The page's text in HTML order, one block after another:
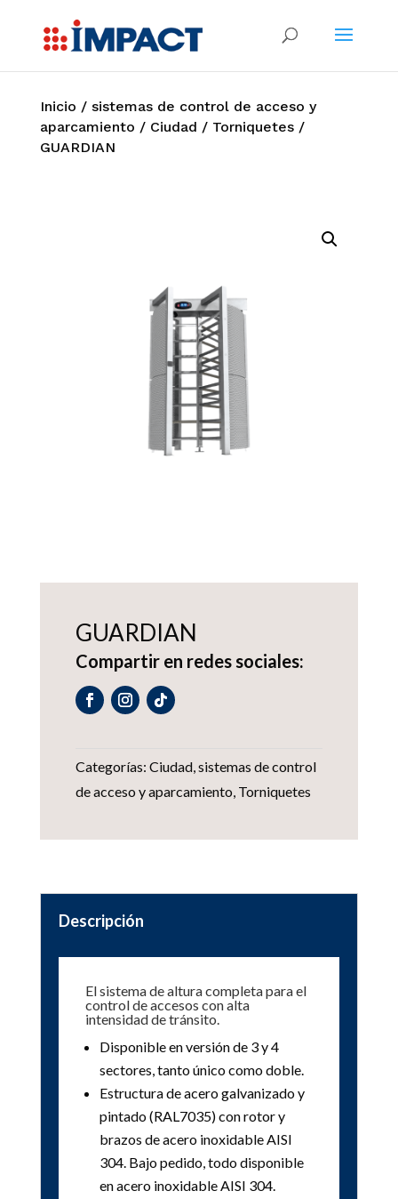
Inicio / sistemas de control de acceso y
aparcamiento / Ciudad / Torniquetes/
GUARDIAN
GUARDIAN
Compartir en redes sociales:
Categorías: Ciudad,sistemas de control
de acceso y aparcamiento, Torniquetes
Descripción
El sistema de altura completa para el
control de accesos con alta
intensidad de tránsito.
Disponible en versión de 3 y 4
sectores, tanto único como doble.
Estructura de acero galvanizado y
pintado (RAL7035) con rotor y
brazos de acero inoxidable AISI
304. Bajo pedido, todo disponible
en acero inoxidable AISI 304.